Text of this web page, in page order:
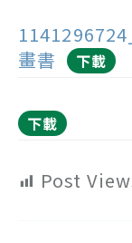
畫書
下載
下載
Post